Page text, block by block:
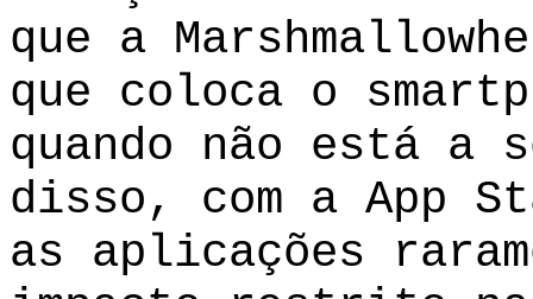
que a
que coloca o
quando não está
disso, com a App
as aplicações